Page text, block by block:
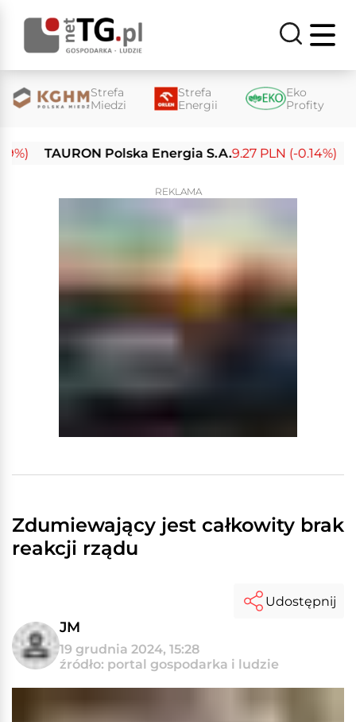
Strefa
Miedzi
Strefa
Energii
Eko
Profity
TAURON Polska Energia S.A.9.27 PLN (-0.14%)
REKLAMA
Zdumiewający jest całkowity brak
reakcji rządu
JM
19 grudnia 2024, 15:28
źródło: portal gospodarka i ludzie
Udostępnij